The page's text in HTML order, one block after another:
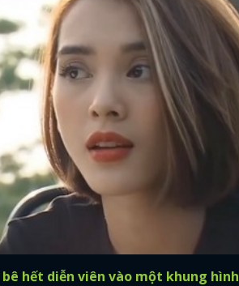
hết diễn viên vào một khung hình